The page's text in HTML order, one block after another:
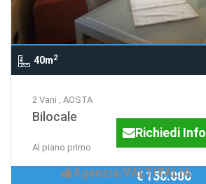
40m2
2 Vani , AOSTA
Bilocale
Al piano primo
Richiedi Info
Agenzia:VALTITALIA
€ 150.000